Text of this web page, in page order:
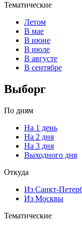
Тематические
Летом
В мае
В июне
В июле
В августе
В сентябре
Выборг
По дням
На 1 день
На 2 дня
На 3 дня
Выходного дня
Откуда
Из Санкт-
Из Москвы
Тематические